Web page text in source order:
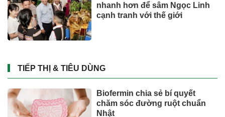
nhanh hơn để sâm Ngọc Linh
cạnh tranh với thế giới
TIẾP THỊ & TIÊU DÙNG
Biofermin chia sẻ bí quyết
chăm sóc đường ruột chuẩn
Nhật